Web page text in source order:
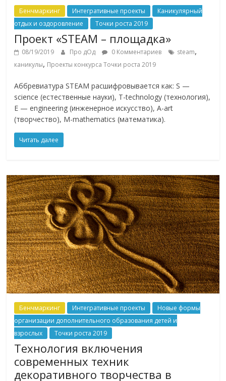
Бенчмаркинг Интегративные проекты
Каникулярный
отдых и оздоровление
Точки роста 2019
Проект «STEAM – площадка»
08/19/2019 Про дОд 0 Комментариев steam,
каникулы, Проекты конкурса Точки роста 2019
Аббревиатура STEAM расшифровывается как: S —
science (естественные науки), T-technology (технология),
E — engineering (инженерное искусство), A-art
(творчество), M-mathematics (математика).
Читать далее
Бенчмаркинг Интегративные проекты
Новые формы
организации дополнительного образования детей и
взрослых
Точки роста 2019
Технология включения
современных техник
декоративного творчества в